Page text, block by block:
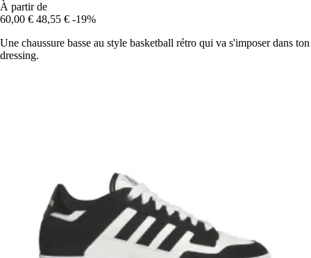
À partir de
60,00 € 48,55 € -19%
Une chaussure basse au style basketball rétro qui va s'imposer dans ton
dressing.